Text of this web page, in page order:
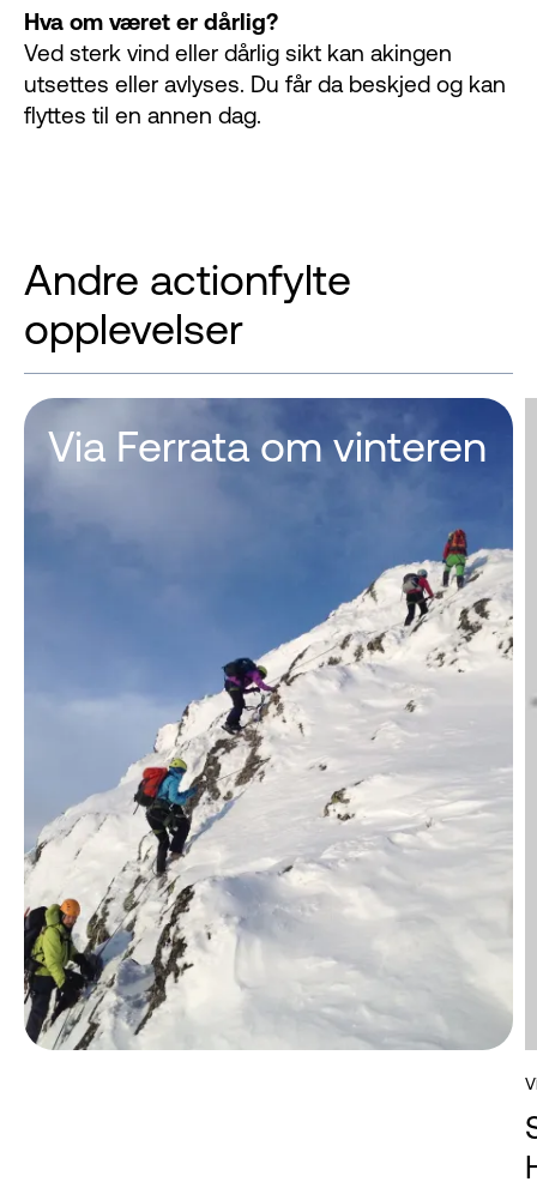
Hva om været er dårlig?
Ved sterk vind eller dårlig sikt kan akingen
utsettes eller avlyses. Du får da beskjed og kan
flyttes til en annen dag.
Andre actionfylte
opplevelser
Via Ferrata om vinteren